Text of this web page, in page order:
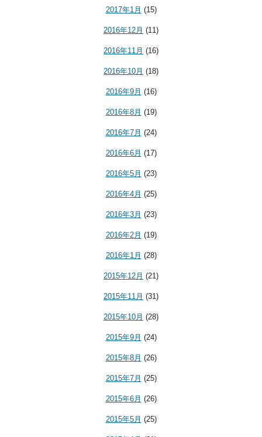
2017年1月 (15)
2016年12月 (11)
2016年11月 (16)
2016年10月 (18)
2016年9月 (16)
2016年8月 (19)
2016年7月 (24)
2016年6月 (17)
2016年5月 (23)
2016年4月 (25)
2016年3月 (23)
2016年2月 (19)
2016年1月 (28)
2015年12月 (21)
2015年11月 (31)
2015年10月 (28)
2015年9月 (24)
2015年8月 (26)
2015年7月 (25)
2015年6月 (26)
2015年5月 (25)